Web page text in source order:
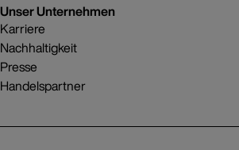
Unser Unternehmen
Karriere
Nachhaltigkeit
Presse
Handelspartner